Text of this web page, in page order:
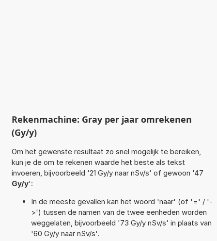
Rekenmachine: Gray per jaar omrekenen
(Gy/y)
Om het gewenste resultaat zo snel mogelijk te bereiken,
kun je de om te rekenen waarde het beste als tekst
invoeren, bijvoorbeeld '21 Gy/y naar nSv/s' of gewoon '47
Gy/y':
In de meeste gevallen kan het woord 'naar' (of '=' / '-
>') tussen de namen van de twee eenheden worden
weggelaten, bijvoorbeeld '73 Gy/y nSv/s' in plaats van
'60 Gy/y naar nSv/s'.